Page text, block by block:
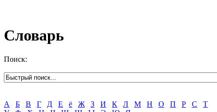
Словарь
Поиск:
А Б В Г Д Е ё Ж З И К Л М Н О П Р С
Т